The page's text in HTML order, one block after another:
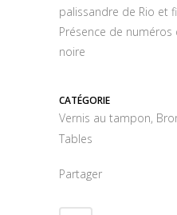
palissandre de Rio et
Présence de numéros
noire
CATÉGORIE
Vernis au tampon,
Tables
Partager